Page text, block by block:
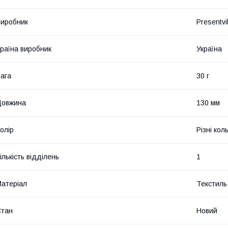
виробник Україна
30 г
130 мм
Різні
відділень 1
Текстиль
Новий